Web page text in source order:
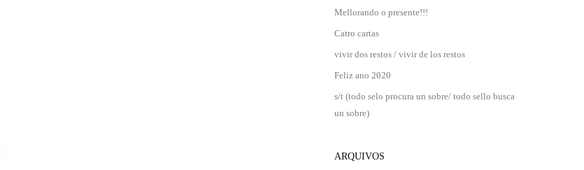
Mellorando o presente!!!
Catro cartas
vivir dos restos / vivir de los restos
Feliz ano 2020
s/t (todo selo procura un sobre/ todo sello busca
un sobre)
ARQUIVOS